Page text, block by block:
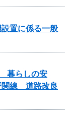
置に係る一般
暮らしの安
関線 道路改良